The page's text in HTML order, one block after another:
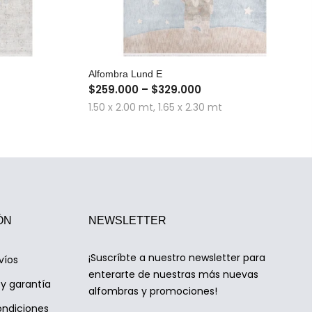
COMPRA RÁPIDA
Alfombra Lund E
$259.000 – $329.000
1.50 x 2.00 mt, 1.65 x 2.30 mt
garantía
NEWSLETTER
¡Suscríbte a nuestro newsletter para
enterarte de nuestras más nuevas
alfombras y promociones!